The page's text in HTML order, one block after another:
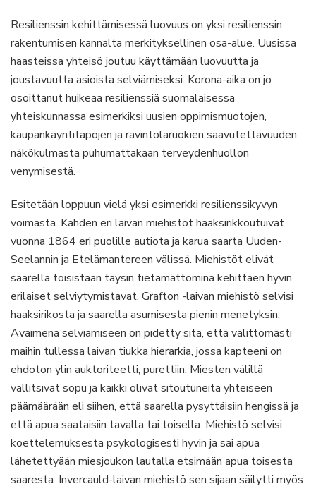
Resilienssin kehittämisessä luovuus on yksi resilienssin
rakentumisen kannalta merkityksellinen osa-alue. Uusissa
haasteissa yhteisö joutuu käyttämään luovuutta ja
joustavuutta asioista selviämiseksi. Korona-aika on jo
osoittanut huikeaa resilienssiä suomalaisessa
yhteiskunnassa esimerkiksi uusien oppimismuotojen,
kaupankäyntitapojen ja ravintolaruokien saavutettavuuden
näkökulmasta puhumattakaan terveydenhuollon
venymisestä.
Esitetään loppuun vielä yksi esimerkki resilienssikyvyn
voimasta. Kahden eri laivan miehistöt haaksirikkoutuivat
vuonna 1864 eri puolille autiota ja karua saarta Uuden-
Seelannin ja Etelämantereen välissä. Miehistöt elivät
saarella toisistaan täysin tietämättöminä kehittäen hyvin
erilaiset selviytymistavat. Grafton -laivan miehistö selvisi
haaksirikosta ja saarella asumisesta pienin menetyksin.
Avaimena selviämiseen on pidetty sitä, että välittömästi
maihin tullessa laivan tiukka hierarkia, jossa kapteeni on
ehdoton ylin auktoriteetti, purettiin. Miesten välillä
vallitsivat sopu ja kaikki olivat sitoutuneita yhteiseen
päämäärään eli siihen, että saarella pysyttäisiin hengissä ja
että apua saataisiin tavalla tai toisella. Miehistö selvisi
koettelemuksesta psykologisesti hyvin ja sai apua
lähetettyään miesjoukon lautalla etsimään apua toisesta
saaresta. Invercauld-laivan miehistö sen sijaan säilytti myös